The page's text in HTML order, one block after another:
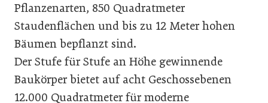
Pflanzenarten, 850 Quadratmeter
Staudenflächen und bis zu 12 Meter hohen
Bäumen bepflanzt sind.
Der Stufe für Stufe an Höhe gewinnende
Baukörper bietet auf acht Geschossebenen
12.000 Quadratmeter für moderne